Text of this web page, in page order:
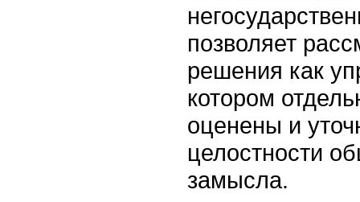
позволяет
решения как
котором
оценены и
целостности
замысла.